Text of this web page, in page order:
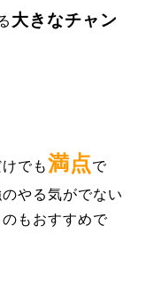
大きなチャン
でも満点で
やる気がでない
も おすすめで